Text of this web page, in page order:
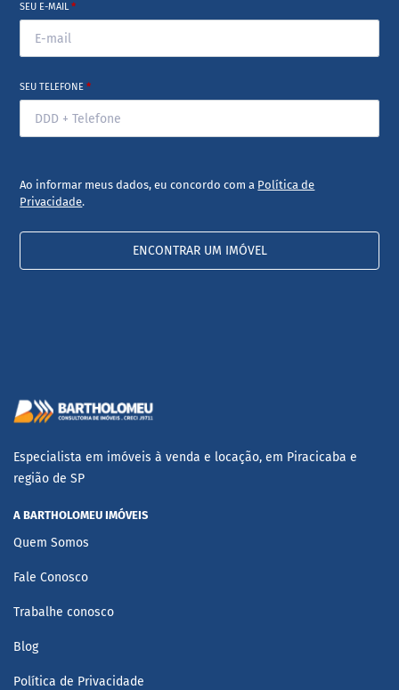
SEU E-MAIL*
SEU TELEFONE*
Ao informar meus dados, eu concordo com a Política de
Privacidade.
ENCONTRAR UM IMÓVEL
Especialista em imóveis à venda e locação, em Piracicaba e
região de SP
A BARTHOLOMEU IMÓVEIS
Quem Somos
Fale Conosco
Trabalhe conosco
Blog
Política de Privacidade